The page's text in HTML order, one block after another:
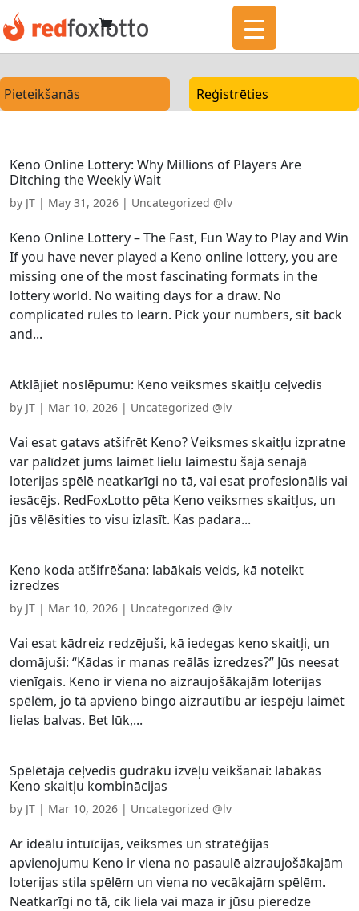
Pieteikšanās Reģistrēties
Keno Online Lottery: Why Millions of Players Are
Ditching the Weekly Wait
by JT | May 31, 2026 | Uncategorized @lv
Keno Online Lottery – The Fast, Fun Way to Play and Win
If you have never played a Keno online lottery, you are
missing one of the most fascinating formats in the
lottery world. No waiting days for a draw. No
complicated rules to learn. Pick your numbers, sit back
and...
Atklājiet noslēpumu: Keno veiksmes skaitļu ceļvedis
by JT | Mar 10, 2026 | Uncategorized @lv
Vai esat gatavs atšifrēt Keno? Veiksmes skaitļu izpratne
var palīdzēt jums laimēt lielu laimestu šajā senajā
loterijas spēlē neatkarīgi no tā, vai esat profesionālis vai
iesācējs. RedFoxLotto pēta Keno veiksmes skaitļus, un
jūs vēlēsities to visu izlasīt. Kas padara...
Keno koda atšifrēšana: labākais veids, kā noteikt
izredzes
by JT | Mar 10, 2026 | Uncategorized @lv
Vai esat kādreiz redzējuši, kā iedegas keno skaitļi, un
domājuši: “Kādas ir manas reālās izredzes?” Jūs neesat
vienīgais. Keno ir viena no aizraujošākajām loterijas
spēlēm, jo ​​tā apvieno bingo aizrautību ar iespēju laimēt
lielas balvas. Bet lūk,...
Spēlētāja ceļvedis gudrāku izvēļu veikšanai: labākās
Keno skaitļu kombinācijas
by JT | Mar 10, 2026 | Uncategorized @lv
Ar ideālu intuīcijas, veiksmes un stratēģijas
apvienojumu Keno ir viena no pasaulē aizraujošākajām
loterijas stila spēlēm un viena no vecākajām spēlēm.
Neatkarīgi no tā, cik liela vai maza ir jūsu pieredze